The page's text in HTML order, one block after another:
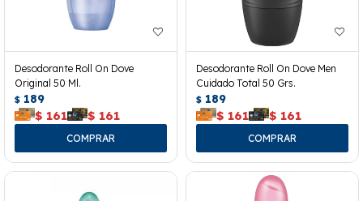
Desodorante Roll On Dove
Original 50 Ml.
$ 189
$ 161 $ 161
Desodorante Roll On Dove Men
Cuidado Total 50 Grs.
$ 189
$ 161 $ 161